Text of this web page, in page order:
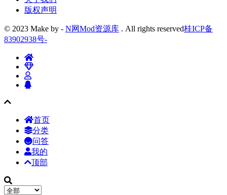
版权声明
© 2023 Make by - N网Mod资源库 . All rights reserved桂ICP备
83902938号-
首页
分类
问答
我的
顶部